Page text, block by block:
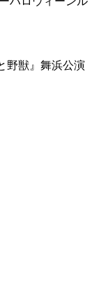
野獣』舞浜公演